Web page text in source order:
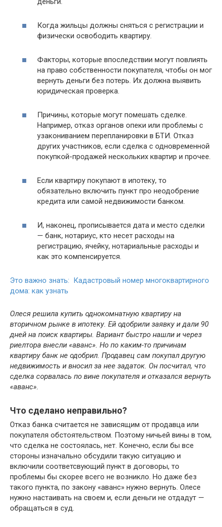
Когда жильцы должны сняться с регистрации и
физически освободить квартиру.
Факторы, которые впоследствии могут повлиять
на право собственности покупателя, чтобы он мог
вернуть деньги без потерь. Их должна выявить
юридическая проверка.
Причины, которые могут помешать сделке.
Например, отказ органов опеки или проблемы с
узакониванием перепланировки в БТИ. Отказ
других участников, если сделка с одновременной
покупкой-продажей нескольких квартир и прочее.
Если квартиру покупают в ипотеку, то
обязательно включить пункт про неодобрение
кредита или самой недвижимости банком.
И, наконец, прописывается дата и место сделки
— банк, нотариус, кто несет расходы на
регистрацию, ячейку, нотариальные расходы и
как это компенсируется.
Это важно знать: Кадастровый номер многоквартирного
дома: как узнать
Олеся решила купить однокомнатную квартиру на
вторичном рынке в ипотеку. Ей одобрили заявку и дали 90
дней на поиск квартиры. Вариант быстро нашли и через
риелтора внесли «аванс». Но по каким-то причинам
квартиру банк не одобрил. Продавец сам покупал другую
недвижимость и вносил за нее задаток. Он посчитал, что
сделка сорвалась по вине покупателя и отказался вернуть
«аванс».
Что сделано неправильно?
Отказ банка считается не зависящим от продавца или
покупателя обстоятельством. Поэтому ничьей вины в том,
что сделка не состоялась, нет. Конечно, если бы все
стороны изначально обсудили такую ситуацию и
включили соответсвующий пункт в договоры, то
проблемы бы скорее всего не возникло. Но даже без
такого пункта, по закону «аванс» нужно вернуть. Олесе
нужно настаивать на своем и, если деньги не отдадут —
обращаться в суд.